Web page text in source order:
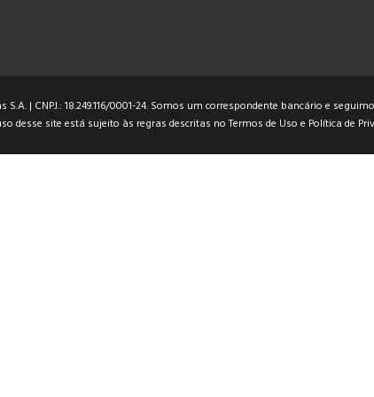
| CNPJ.: 18.249.116/0001-24. Somos um correspondente bancário e
desse site está sujeito às regras descritas noTermos de Uso e Política de